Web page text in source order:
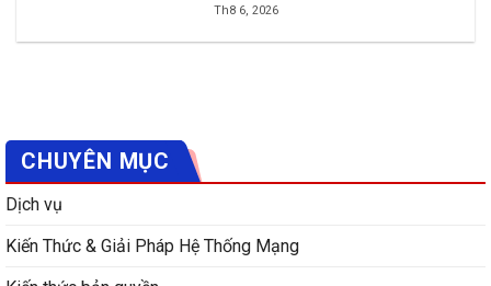
Th8 6, 2026
CHUYÊN MỤC
Dịch vụ
Kiến Thức & Giải Pháp Hệ Thống Mạng